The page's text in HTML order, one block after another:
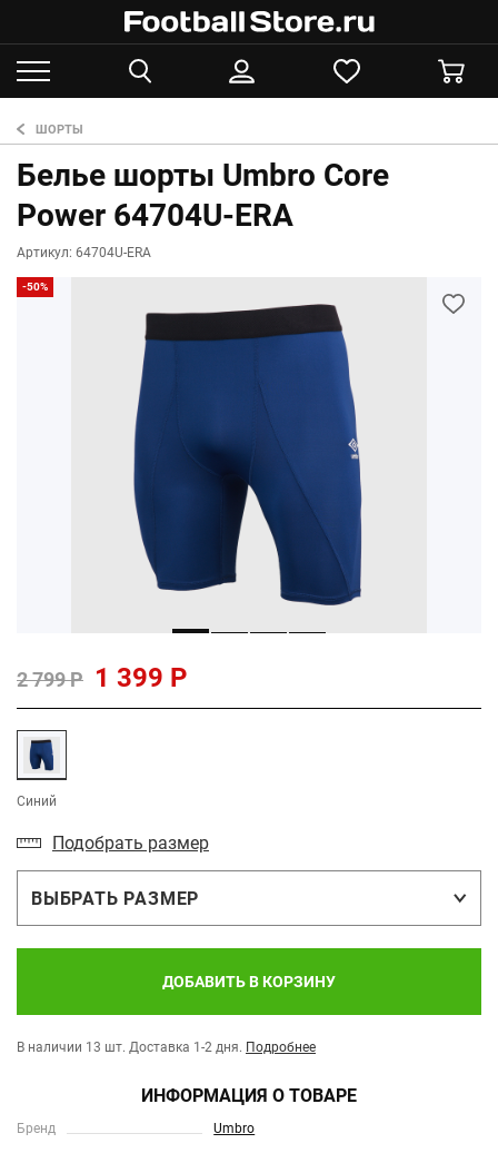
ШОРТЫ
Белье шорты Umbro Core
Power 64704U-ERA
Артикул: 64704U-ERA
-50%
2 799 Р 1 399 Р
Синий
Подобрать размер
ВЫБРАТЬ РАЗМЕР
ДОБАВИТЬ В КОРЗИНУ
В наличии 13 шт. Доставка 1-2 дня. Подробнее
ИНФОРМАЦИЯ О ТОВАРЕ
Бренд Umbro